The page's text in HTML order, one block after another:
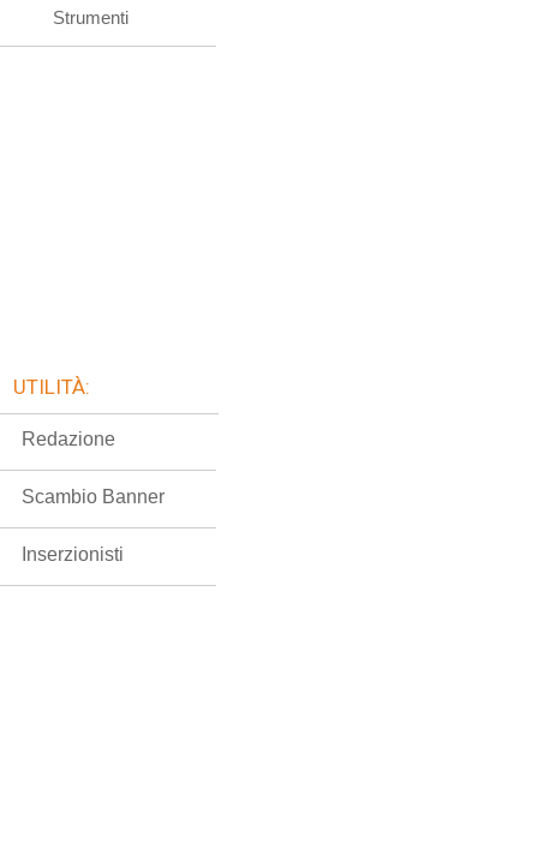
Strumenti
UTILITÀ:
Redazione
Scambio Banner
Inserzionisti